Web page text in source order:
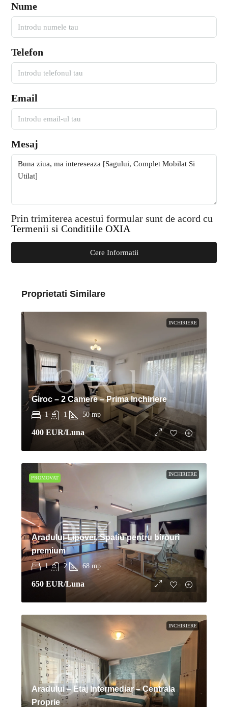
Nume
Telefon
Email
Mesaj
Prin trimiterea acestui formular sunt de acord cu
Termenii si Conditiile OXIA
Cere Informatii
Proprietati Similare
INCHIRIERE
Giroc – 2 Camere – Prima Inchiriere
1 1 50 mp
400 EUR/Luna
PROMOVAT
INCHIRIERE
Aradului-Lipovei, Spatiu pentru birouri
premium
1 2 68 mp
650 EUR/Luna
INCHIRIERE
Aradului – Etaj Intermediar – Centrala
Proprie